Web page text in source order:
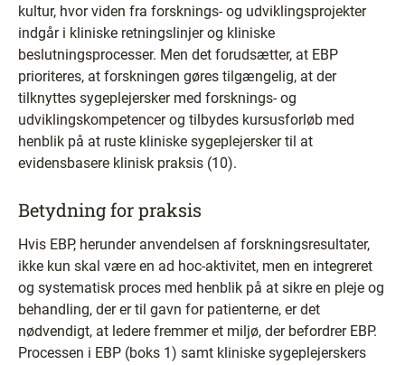
kultur, hvor viden fra forsknings- og udviklingsprojekter
indgår i kliniske retningslinjer og kliniske
beslutningsprocesser. Men det forudsætter, at EBP
prioriteres, at forskningen gøres tilgængelig, at der
tilknyttes sygeplejersker med forsknings- og
udviklingskompetencer og tilbydes kursusforløb med
henblik på at ruste kliniske sygeplejersker til at
evidensbasere klinisk praksis (10).
Betydning for praksis
Hvis EBP, herunder anvendelsen af forskningsresultater,
ikke kun skal være en ad hoc-aktivitet, men en integreret
og systematisk proces med henblik på at sikre en pleje og
behandling, der er til gavn for patienterne, er det
nødvendigt, at ledere fremmer et miljø, der befordrer EBP.
Processen i EBP (boks 1) samt kliniske sygeplejerskers